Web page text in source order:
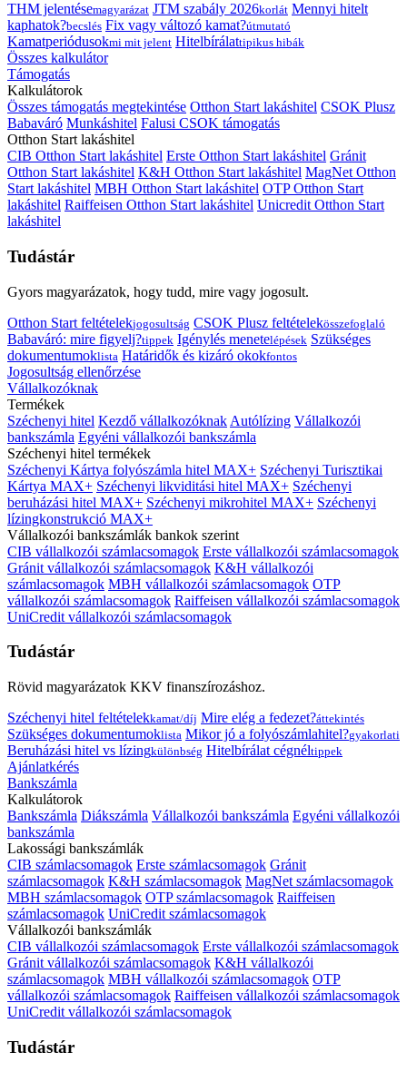
THM jelentésemagyarázat JTM szabály 2026korlát Mennyi hitelt
kaphatok?becslés Fix vagy változó kamat?útmutató
Kamatperiódusokmi mit jelent Hitelbírálattipikus hibák
Összes kalkulátor
Támogatás
Kalkulátorok
Összes támogatás megtekintése Otthon Start lakáshitel CSOK Plusz
Babaváró Munkáshitel Falusi CSOK támogatás
Otthon Start lakáshitel
CIB Otthon Start lakáshitel Erste Otthon Start lakáshitel Gránit
Otthon Start lakáshitel K&H Otthon Start lakáshitel MagNet Otthon
Start lakáshitel MBH Otthon Start lakáshitel OTP Otthon Start
lakáshitel Raiffeisen Otthon Start lakáshitel Unicredit Otthon Start
lakáshitel
Tudástár
Gyors magyarázatok, hogy tudd, mire vagy jogosult.
Otthon Start feltételekjogosultság CSOK Plusz feltételekösszefoglaló
Babaváró: mire figyelj?tippek Igénylés menetelépések Szükséges
dokumentumoklista Határidők és kizáró okokfontos
Jogosultság ellenőrzése
Vállalkozóknak
Termékek
Széchenyi hitel Kezdő vállalkozóknak Autólízing Vállalkozói
bankszámla Egyéni vállalkozói bankszámla
Széchenyi hitel termékek
Széchenyi Kártya folyószámla hitel MAX+ Széchenyi Turisztikai
Kártya MAX+ Széchenyi likviditási hitel MAX+ Széchenyi
beruházási hitel MAX+ Széchenyi mikrohitel MAX+ Széchenyi
lízingkonstrukció MAX+
Vállalkozói bankszámlák bankok szerint
CIB vállalkozói számlacsomagok Erste vállalkozói számlacsomagok
Gránit vállalkozói számlacsomagok K&H vállalkozói
számlacsomagok MBH vállalkozói számlacsomagok OTP
vállalkozói számlacsomagok Raiffeisen vállalkozói számlacsomagok
UniCredit vállalkozói számlacsomagok
Tudástár
Rövid magyarázatok KKV finanszírozáshoz.
Széchenyi hitel feltételekkamat/díj Mire elég a fedezet?áttekintés
Szükséges dokumentumoklista Mikor jó a folyószámlahitel?gyakorlati
Beruházási hitel vs lízingkülönbség Hitelbírálat cégnéltippek
Ajánlatkérés
Bankszámla
Kalkulátorok
Bankszámla Diákszámla Vállalkozói bankszámla Egyéni vállalkozói
bankszámla
Lakossági bankszámlák
CIB számlacsomagok Erste számlacsomagok Gránit
számlacsomagok K&H számlacsomagok MagNet számlacsomagok
MBH számlacsomagok OTP számlacsomagok Raiffeisen
számlacsomagok UniCredit számlacsomagok
Vállalkozói bankszámlák
CIB vállalkozói számlacsomagok Erste vállalkozói számlacsomagok
Gránit vállalkozói számlacsomagok K&H vállalkozói
számlacsomagok MBH vállalkozói számlacsomagok OTP
vállalkozói számlacsomagok Raiffeisen vállalkozói számlacsomagok
UniCredit vállalkozói számlacsomagok
Tudástár